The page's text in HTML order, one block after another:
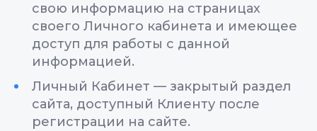
свою информацию на страницах
своего Личного кабинета и имеющее
доступ для работы с данной
информацией.
Личный Кабинет — закрытый раздел
сайта, доступный Клиенту после
регистрации на сайте.